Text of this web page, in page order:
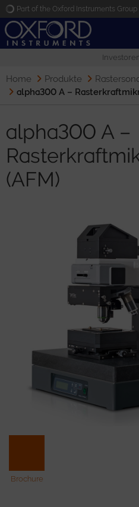
Part of the Oxford Instruments Group
Home Produkte
alpha300 A –
alpha300 A –
(AFM)
Brochure